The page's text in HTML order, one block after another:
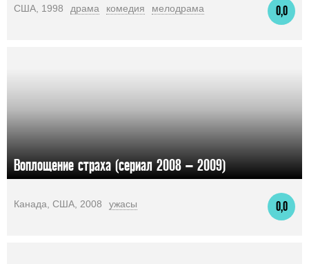
0,0
США, 1998 драма комедия мелодрама
Воплощение страха (сериал 2008 – 2009)
0,0
Канада, США, 2008 ужасы